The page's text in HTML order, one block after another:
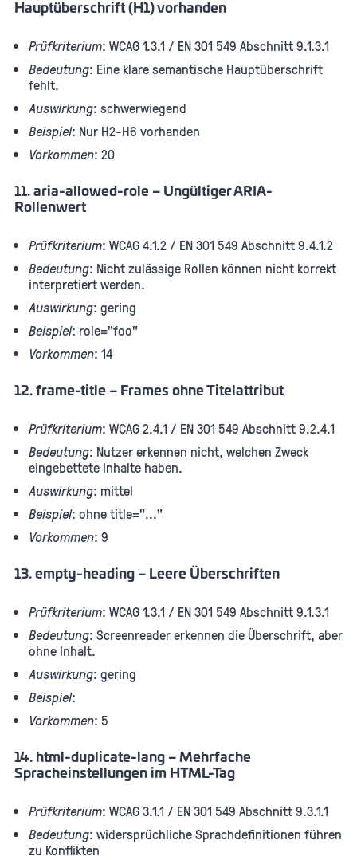
Hauptüberschrift (H1) vorhanden
Prüfkriterium: WCAG 1.3.1 / EN 301 549 Abschnitt 9.1.3.1
Bedeutung: Eine klare semantische Hauptüberschrift
fehlt.
Auswirkung: schwerwiegend
Beispiel: Nur H2-H6 vorhanden
Vorkommen: 20
11. aria-allowed-role – Ungültiger ARIA-
Rollenwert
Prüfkriterium: WCAG 4.1.2 / EN 301 549 Abschnitt 9.4.1.2
Bedeutung: Nicht zulässige Rollen können nicht korrekt
interpretiert werden.
Auswirkung: gering
Beispiel: role="foo"
Vorkommen: 14
12. frame-title – Frames ohne Titelattribut
Prüfkriterium: WCAG 2.4.1 / EN 301 549 Abschnitt 9.2.4.1
Bedeutung: Nutzer erkennen nicht, welchen Zweck
eingebettete Inhalte haben.
Auswirkung: mittel
Beispiel: ohne title="..."
Vorkommen: 9
13. empty-heading – Leere Überschriften
Prüfkriterium: WCAG 1.3.1 / EN 301 549 Abschnitt 9.1.3.1
Bedeutung: Screenreader erkennen die Überschrift, aber
ohne Inhalt.
Auswirkung: gering
Beispiel:
Vorkommen: 5
14. html-duplicate-lang – Mehrfache
Spracheinstellungen im HTML-Tag
Prüfkriterium: WCAG 3.1.1 / EN 301 549 Abschnitt 9.3.1.1
Bedeutung: widersprüchliche Sprachdefinitionen führen
zu Konflikten